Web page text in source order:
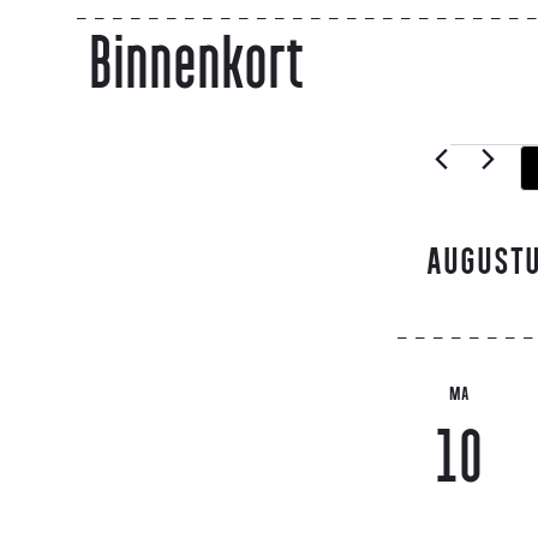
Binnenkort
MA
10